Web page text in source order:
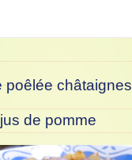
poêlée châtaignes
de pomme